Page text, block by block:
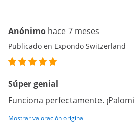
Anónimo hace 7 meses
Publicado en Expondo Switzerland
Súper genial
Funciona perfectamente.
Mostrar valoración original